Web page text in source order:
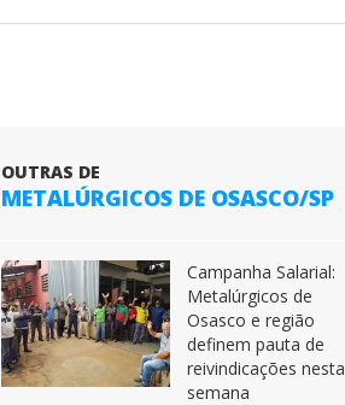
OUTRAS DE
METALÚRGICOS DE OSASCO/SP
Campanha Salarial:
Metalúrgicos de
Osasco e região
definem pauta de
reivindicações nesta
semana